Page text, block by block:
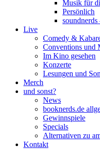
Musik für
Persönlich
Live
Comedy &
Conventions und
Im Kino gesehen
Konzerte
Lesungen und
Merch
und sonst?
News
booknerds.de
Gewinnspiele
Specials
Alternativen zu
Kontakt